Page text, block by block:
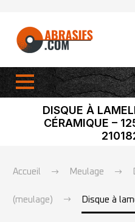
DISQUE À
CÉRAMIQUE –
Accueil Meulage
(meulage) Disque à